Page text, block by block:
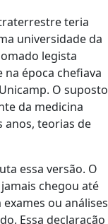
teria
universidade da
legista
época chefiava
O suposto
da medicina
anos, teorias de
essa versão. O
chegou até
ou análises
Essa declaração